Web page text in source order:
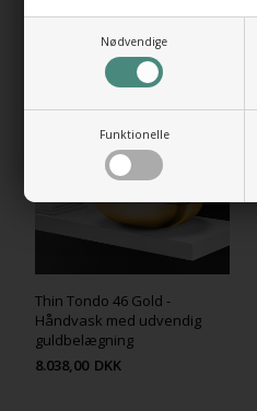
Nødvendige
Funktionelle
RELATEREDE
Thin Tondo 46 Gold -
Håndvask med udvendig
guldbelægning
8.038,00 DKK